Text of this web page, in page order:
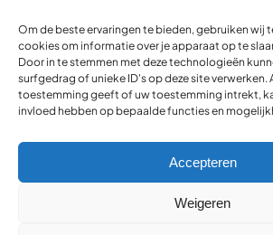
Om de beste ervaringen te bieden, gebruiken wij
cookies om informatie over je apparaat op te
Door in te stemmen met deze technologieën
surfgedrag of unieke ID's op deze site verwerken.
toestemming geeft of uw toestemming intrekt,
invloed hebben op bepaalde functies en
Accepteren
Weigeren
Ons team
Blik in de werkplaats